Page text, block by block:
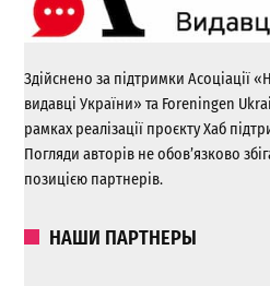
Здійснено за підтримки Асоціації
видавці України» та Foreningen
рамках реалізації проєкту Хаб
Погляди авторів не обов’язково
позицією партнерів.
НАШИ ПАРТНЕРЫ